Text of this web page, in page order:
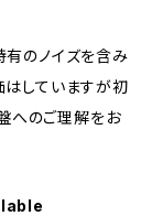
有のノイズを含み
はしていますが初
へのご理解をお